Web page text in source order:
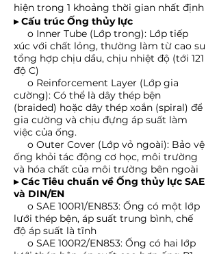
hiện trong 1 khoảng thời gian nhất định
▸ Cấu trúc Ống thủy lực
o Inner Tube (Lớp trong): Lớp tiếp
xúc với chất lỏng, thường làm từ cao su
tổng hợp chịu dầu, chịu nhiệt độ (tới 121
độ C)
o Reinforcement Layer (Lớp gia
cường): Có thể là dây thép bện
(braided) hoặc dây thép xoắn (spiral) để
gia cường và chịu đựng áp suất làm
việc của ống.
o Outer Cover (Lớp vỏ ngoài): Bảo vệ
ống khỏi tác động cơ học, môi trường
và hóa chất của môi trường bên ngoài
▸ Các Tiêu chuẩn về Ống thủy lực SAE
và DIN/EN
o SAE 100R1/EN853: Ống có một lớp
lưới thép bện, áp suất trung bình, chế
độ áp suất là tĩnh
o SAE 100R2/EN853: Ống có hai lớp